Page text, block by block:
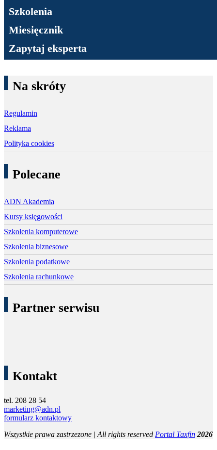
Szkolenia
Miesięcznik
Zapytaj eksperta
Na skróty
Regulamin
Reklama
Polityka cookies
Polecane
ADN Akademia
Kursy księgowości
Szkolenia komputerowe
Szkolenia biznesowe
Szkolenia podatkowe
Szkolenia rachunkowe
Partner serwisu
Kontakt
tel. 208 28 54
marketing@adn.pl
formularz kontaktowy
Wszystkie prawa zastrzezone | All rights reserved Portal Taxfin 2026